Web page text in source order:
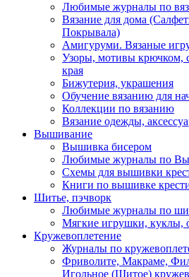
Любимые журналы по
Вязание для дома
Покрывала)
Амигуруми. Вязаные
Узоры, мотивы крючком,
края
Бижутерия, украшения
Обучение вязанию для
Коллекции по вязанию
Вязание одежды,
Вышивание
Вышивка бисером
Любимые журналы по
Схемы для вышивки
Книги по вышивке
Шитье, пэчворк
Любимые журналы по
Мягкие игрушки, куклы,
Кружевоплетение
Журналы по
Фриволите, Макраме,
Игольное (Шитое)